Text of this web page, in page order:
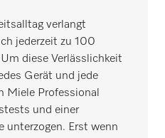
verlangt
jederzeit zu 100
diese Verlässlichkeit
Gerät und jede
Miele Professional
und einer
unterzogen. Erst wenn